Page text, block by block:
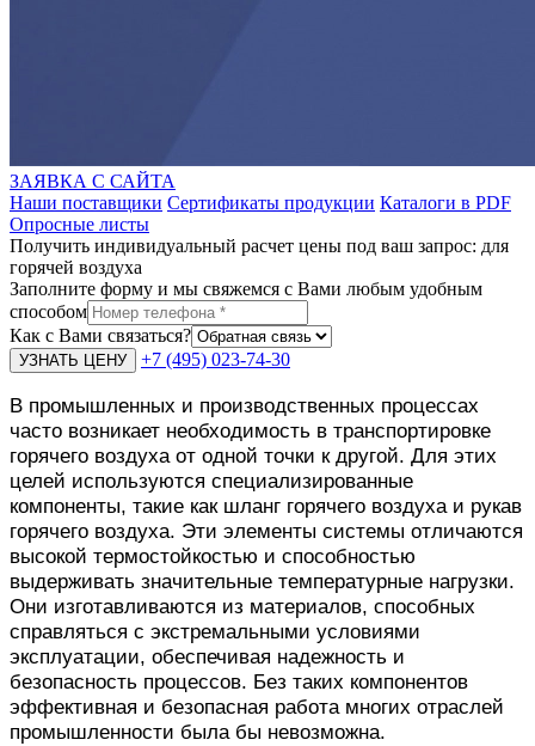
ЗАЯВКА С САЙТА
Наши поставщики Сертификаты продукции Каталоги в PDF
Опросные листы
Получить индивидуальный расчет цены под ваш запрос: для
горячей воздуха
Заполните форму и мы свяжемся с Вами любым удобным
способом
Как с Вами связаться?
+7 (495) 023-74-30
В промышленных и производственных процессах
часто возникает необходимость в транспортировке
горячего воздуха от одной точки к другой. Для этих
целей используются специализированные
компоненты, такие как шланг горячего воздуха и рукав
горячего воздуха. Эти элементы системы отличаются
высокой термостойкостью и способностью
выдерживать значительные температурные нагрузки.
Они изготавливаются из материалов, способных
справляться с экстремальными условиями
эксплуатации, обеспечивая надежность и
безопасность процессов. Без таких компонентов
эффективная и безопасная работа многих отраслей
промышленности была бы невозможна.